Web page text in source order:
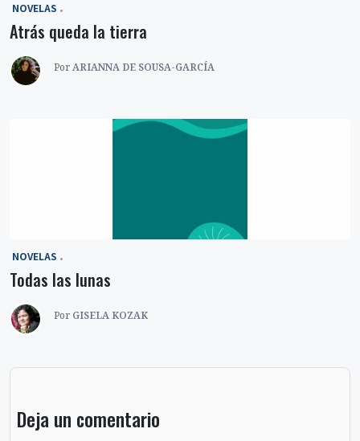
‎ NOVELAS
Atrás queda la tierra
PorARIANNA DE SOUSA-GARCÍA
‎ NOVELAS
Todas las lunas
Por GISELA KOZAK
Deja un comentario